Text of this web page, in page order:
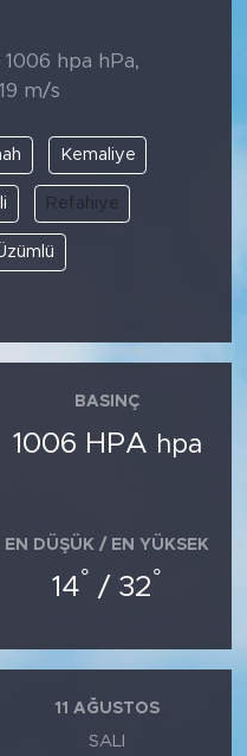
1006 hpa hPa,
m/s
Kemaliye
Refahiye
BASINÇ
1006 HPA hpa
EN DÜŞÜK / EN YÜKSEK
14° / 32°
11 AĞUSTOS
SALI